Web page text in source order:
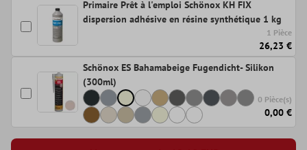
Primaire Prêt à l'emploi Schönox KH FIX
dispersion adhésive en résine synthétique 1 kg
1 Pièce
26,23 €
Schönox ES Bahamabeige Fugendicht- Silikon
(300ml)
0 Pièce(s)
0,00 €